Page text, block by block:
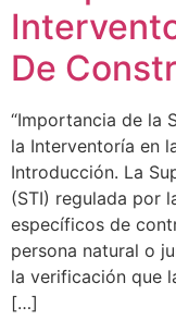
De
“Importancia de la
la Interventoría en
Introducción. La
(STI) regulada por
específicos de
persona natural o
la verificación que
[…]